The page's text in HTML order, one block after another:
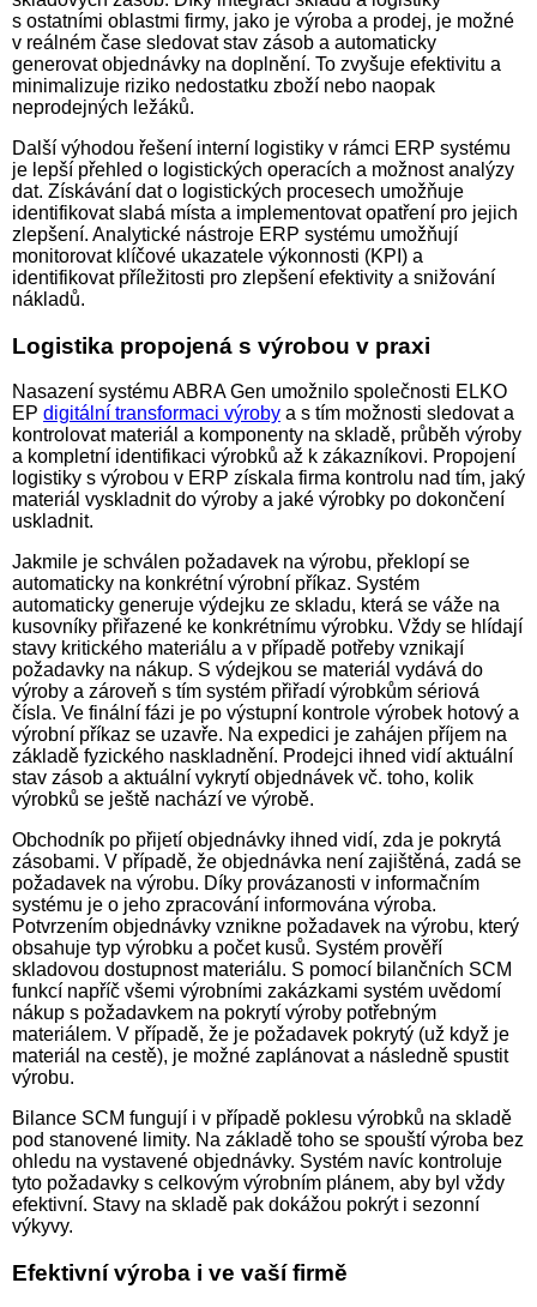
s ostatními oblastmi firmy, jako je výroba a prodej, je možné
v reálném čase sledovat stav zásob a automaticky
generovat objednávky na doplnění. To zvyšuje efektivitu a
minimalizuje riziko nedostatku zboží nebo naopak
neprodejných ležáků.
Další výhodou řešení interní logistiky v rámci ERP systému
je lepší přehled o logistických operacích a možnost analýzy
dat. Získávání dat o logistických procesech umožňuje
identifikovat slabá místa a implementovat opatření pro jejich
zlepšení. Analytické nástroje ERP systému umožňují
monitorovat klíčové ukazatele výkonnosti (KPI) a
identifikovat příležitosti pro zlepšení efektivity a snižování
nákladů.
Logistika propojená s výrobou v praxi
Nasazení systému ABRA Gen umožnilo společnosti ELKO
EP digitální transformaci výroby a s tím možnosti sledovat a
kontrolovat materiál a komponenty na skladě, průběh výroby
a kompletní identifikaci výrobků až k zákazníkovi. Propojení
logistiky s výrobou v ERP získala firma kontrolu nad tím, jaký
materiál vyskladnit do výroby a jaké výrobky po dokončení
uskladnit.
Jakmile je schválen požadavek na výrobu, překlopí se
automaticky na konkrétní výrobní příkaz. Systém
automaticky generuje výdejku ze skladu, která se váže na
kusovníky přiřazené ke konkrétnímu výrobku. Vždy se hlídají
stavy kritického materiálu a v případě potřeby vznikají
požadavky na nákup. S výdejkou se materiál vydává do
výroby a zároveň s tím systém přiřadí výrobkům sériová
čísla. Ve finální fázi je po výstupní kontrole výrobek hotový a
výrobní příkaz se uzavře. Na expedici je zahájen příjem na
základě fyzického naskladnění. Prodejci ihned vidí aktuální
stav zásob a aktuální vykrytí objednávek vč. toho, kolik
výrobků se ještě nachází ve výrobě.
Obchodník po přijetí objednávky ihned vidí, zda je pokrytá
zásobami. V případě, že objednávka není zajištěná, zadá se
požadavek na výrobu. Díky provázanosti v informačním
systému je o jeho zpracování informována výroba.
Potvrzením objednávky vznikne požadavek na výrobu, který
obsahuje typ výrobku a počet kusů. Systém prověří
skladovou dostupnost materiálu. S pomocí bilančních SCM
funkcí napříč všemi výrobními zakázkami systém uvědomí
nákup s požadavkem na pokrytí výroby potřebným
materiálem. V případě, že je požadavek pokrytý (už když je
materiál na cestě), je možné zaplánovat a následně spustit
výrobu.
Bilance SCM fungují i v případě poklesu výrobků na skladě
pod stanovené limity. Na základě toho se spouští výroba bez
ohledu na vystavené objednávky. Systém navíc kontroluje
tyto požadavky s celkovým výrobním plánem, aby byl vždy
efektivní. Stavy na skladě pak dokážou pokrýt i sezonní
výkyvy.
Efektivní výroba i ve vaší firmě